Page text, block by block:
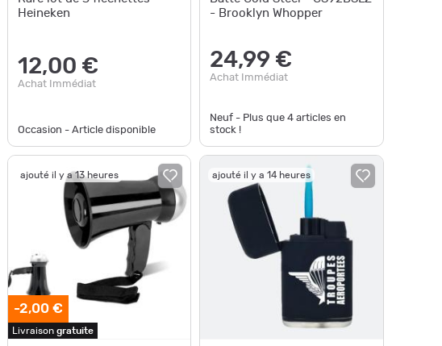
Heineken
12,00 €
Achat Immédiat
Occasion - Article disponible
- Brooklyn Whopper
24,99 €
Achat Immédiat
Neuf - Plus que4 articles en
stock !
ajouté il y a 13 heures
-2,00 €
Livraison gratuite
ajouté il y a 14 heures